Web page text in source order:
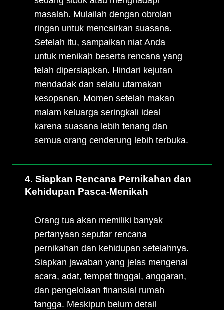
masalah. Mulailah dengan obrolan
ringan untuk mencairkan suasana.
Setelah itu, sampaikan niat Anda
untuk menikah beserta rencana yang
telah dipersiapkan. Hindari kejutan
mendadak dan selalu utamakan
kesopanan. Momen setelah makan
malam keluarga seringkali ideal
karena suasana lebih tenang dan
semua orang cenderung lebih terbuka.
4. Siapkan Rencana Pernikahan dan
Kehidupan Pasca-Menikah
Orang tua akan memiliki banyak
pertanyaan seputar rencana
pernikahan dan kehidupan setelahnya.
Siapkan jawaban yang jelas mengenai
acara, adat, tempat tinggal, anggaran,
dan pengelolaan finansial rumah
tangga. Meskipun belum detail